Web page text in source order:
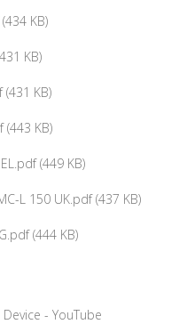
KB)
KB)
KB)
(443 KB)
(449 KB)
L 150 UK.pdf (437 KB)
(444 KB)
- YouTube